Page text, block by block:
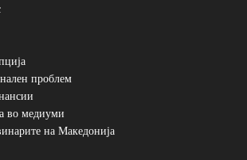
проблем
во медиуми
на Македонија